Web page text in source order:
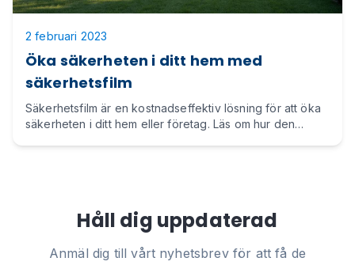
2 februari 2023
Öka säkerheten i ditt hem med
säkerhetsfilm
Säkerhetsfilm är en kostnadseffektiv lösning för att öka
säkerheten i ditt hem eller företag. Läs om hur den
Håll dig uppdaterad
Anmäl dig till vårt nyhetsbrev för att få de